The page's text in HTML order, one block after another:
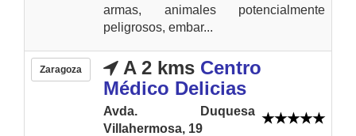
armas, animales potencialmente
peligrosos, embar...
Zaragoza A 2 kms Centro
Médico Delicias
Avda. Duquesa
Villahermosa, 19